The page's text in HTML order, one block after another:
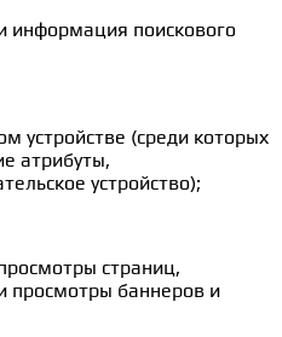
информация поискового
устройстве (среди которых
атрибуты,
устройство);
страниц,
просмотры баннеров и